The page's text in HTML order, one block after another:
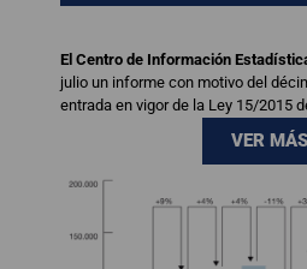
El Centro de Información
julio un informe con motivo del
entrada en vigor de la Ley 15/2015
VER MÁS